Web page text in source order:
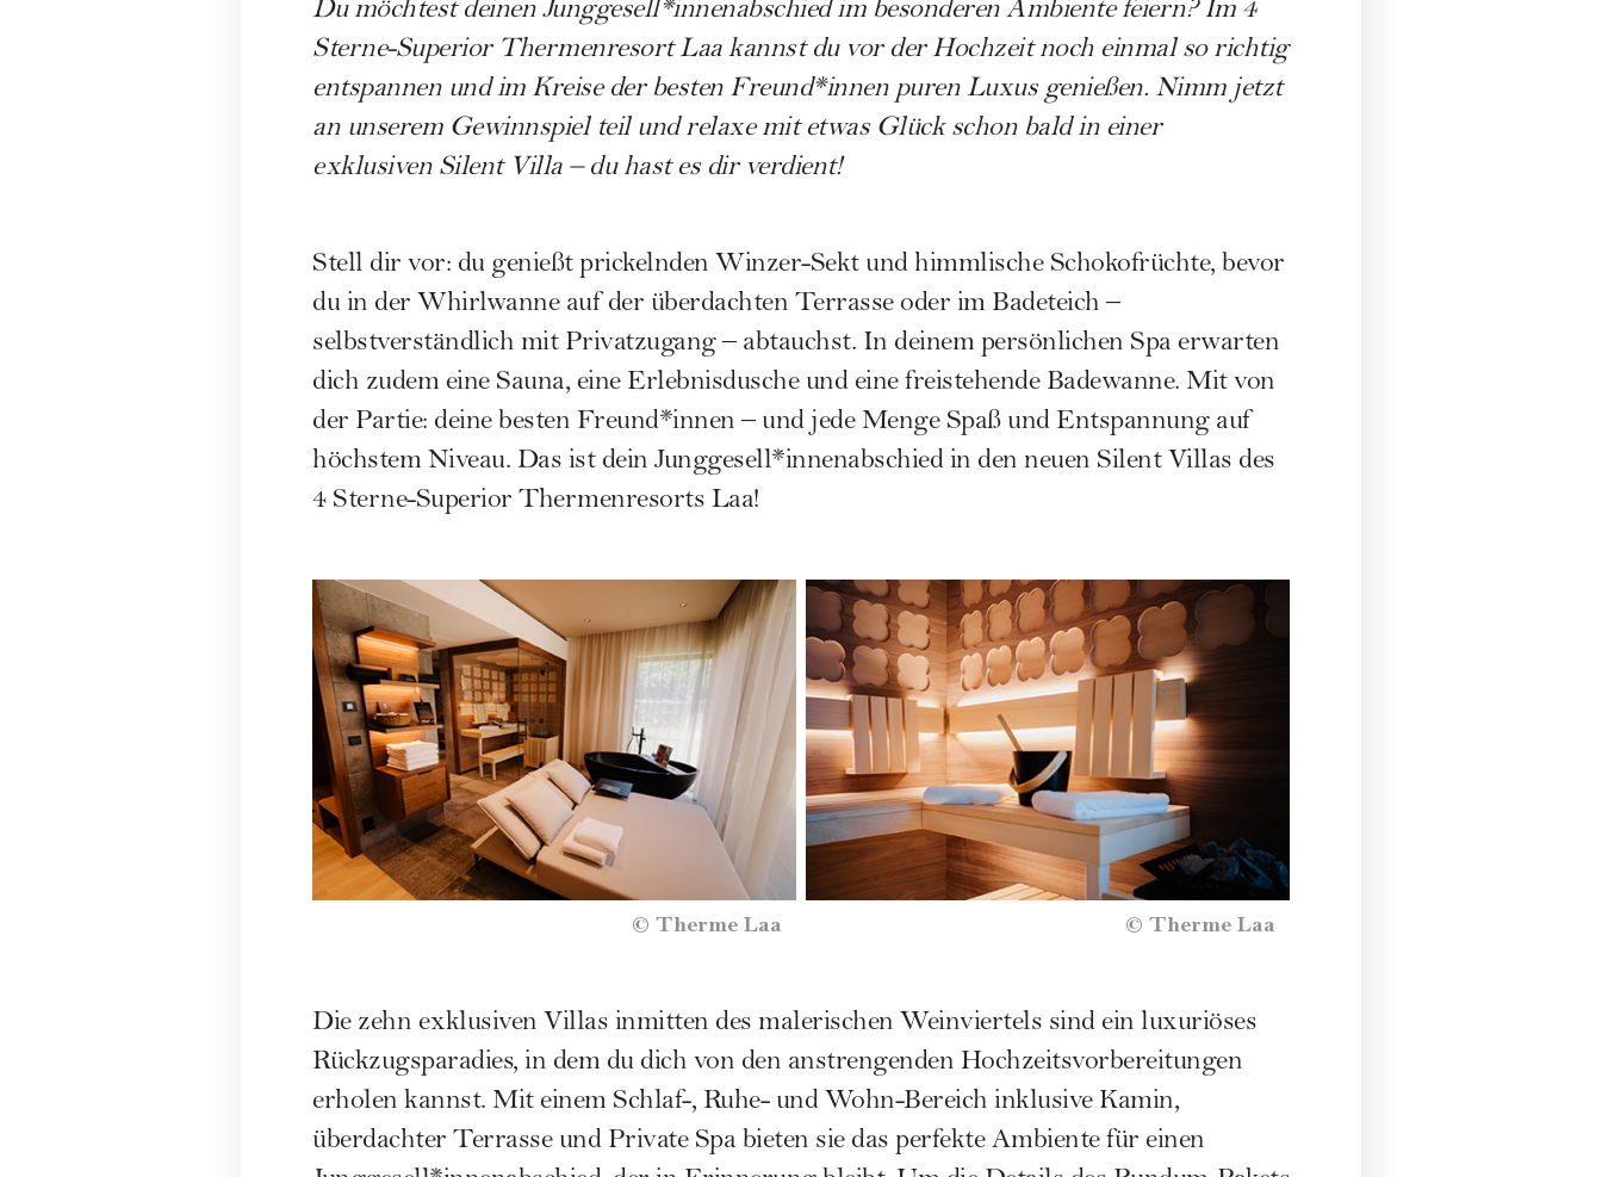
Du möchtest deinen Junggesell*innenabschied im besonderen Ambiente feiern? Im 4
Sterne-Superior Thermenresort Laa kannst du vor der Hochzeit noch einmal so richtig
entspannen und im Kreise der besten Freund*innen puren Luxus genießen. Nimm jetzt
an unserem Gewinnspiel teil und relaxe mit etwas Glück schon bald in einer
exklusiven Silent Villa – du hast es dir verdient!
Stell dir vor: du genießt prickelnden Winzer-Sekt und himmlische Schokofrüchte, bevor
du in der Whirlwanne auf der überdachten Terrasse oder im Badeteich –
selbstverständlich mit Privatzugang – abtauchst. In deinem persönlichen Spa erwarten
dich zudem eine Sauna, eine Erlebnisdusche und eine freistehende Badewanne. Mit von
der Partie: deine besten Freund*innen – und jede Menge Spaß und Entspannung auf
höchstem Niveau. Das ist dein Junggesell*innenabschied in den neuen Silent Villas des
4 Sterne-Superior Thermenresorts Laa!
© Therme Laa © Therme Laa
Die zehn exklusiven Villas inmitten des malerischen Weinviertels sind ein luxuriöses
Rückzugsparadies, in dem du dich von den anstrengenden Hochzeitsvorbereitungen
erholen kannst. Mit einem Schlaf-, Ruhe- und Wohn-Bereich inklusive Kamin,
überdachter Terrasse und Private Spa bieten sie das perfekte Ambiente für einen